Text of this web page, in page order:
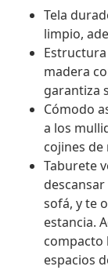
Tela
limpio,
madera
garantiza
Cómodo
a los
cojines de
Taburete
sofá, y te
estancia.
compacto
espacios